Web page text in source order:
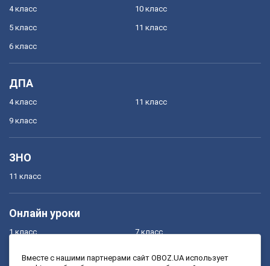
4 класс
5 класс
6 класс
10 класс
11 класс
ДПА
4 класс
9 класс
11 класс
ЗНО
11 класс
Онлайн уроки
1 класс 7 класс
Вместе с нашими партнерами сайт OBOZ.UA использует